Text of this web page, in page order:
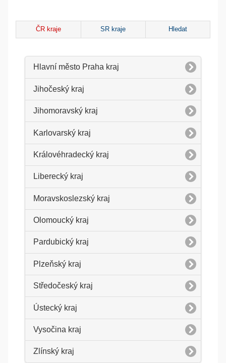
ČR kraje SR kraje Hledat
Hlavní město Praha kraj
Jihočeský kraj
Jihomoravský kraj
Karlovarský kraj
Královéhradecký kraj
Liberecký kraj
Moravskoslezský kraj
Olomoucký kraj
Pardubický kraj
Plzeňský kraj
Středočeský kraj
Ústecký kraj
Vysočina kraj
Zlínský kraj